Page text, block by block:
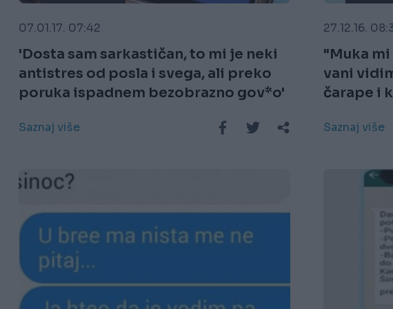
07.01.17. 07:42
'Dosta sam sarkastičan, to mi je neki
antistres od posla i svega, ali preko
poruka ispadnem bezobrazno gov*o'
Saznaj više
27.12.16.
"Muka
vani
čarape i
Saznaj više